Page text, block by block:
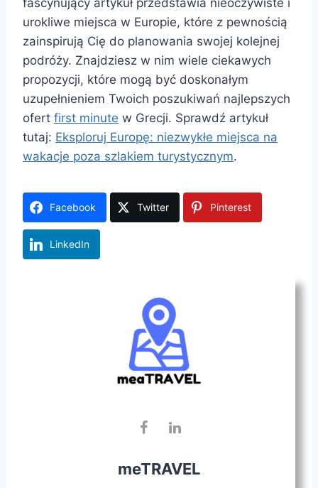
urokliwe miejsca w Europie, które z pewnością
zainspirują Cię do planowania swojej kolejnej
podróży. Znajdziesz w nim wiele ciekawych
propozycji, które mogą być doskonałym
uzupełnieniem Twoich poszukiwań najlepszych
ofert first minute w Grecji. Sprawdź artykuł
tutaj: Eksploruj Europę: niezwykłe miejsca na
wakacje poza szlakiem turystycznym.
Facebook Twitter Pinterest
LinkedIn
meTRAVEL